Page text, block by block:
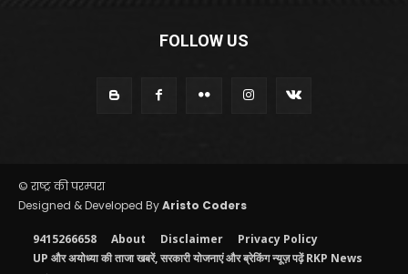
FOLLOW US
© राष्ट्र की परम्परा
Designed & Developed ByAristo Coders
9415266658 About Disclaimer
Privacy Policy
UP और अयोध्या की ताजा खबरें, सरकारी योजनाएं और ब्रेकिंग न्यूज़ पढ़ें RKP News